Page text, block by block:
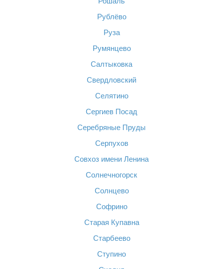
Рублёво
Руза
Румянцево
Салтыковка
Свердловский
Селятино
Сергиев Посад
Серебряные Пруды
Серпухов
Совхоз имени Ленина
Солнечногорск
Солнцево
Софрино
Старая Купавна
Старбеево
Ступино